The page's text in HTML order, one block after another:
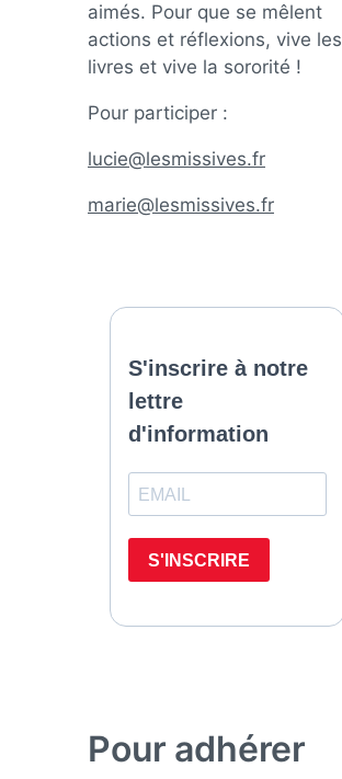
aimés. Pour que se mêlent
actions et réflexions, vive les
livres et vive la sororité !
Pour participer :
lucie@lesmissives.fr
marie@lesmissives.fr
Pour adhérer